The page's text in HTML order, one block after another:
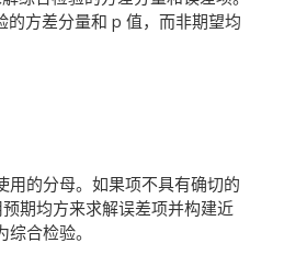
的方差分量和 p 值，而非期望均
用的分母。如果项不具有确切的
期均方来求解误差项并构建近
合检验。